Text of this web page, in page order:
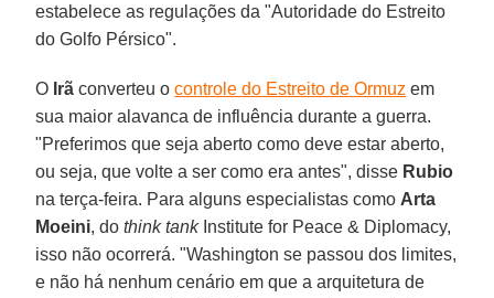
estabelece as regulações da "Autoridade do Estreito
do Golfo Pérsico".
O Irã converteu ocontrole do Estreito de Ormuz em
sua maior alavanca de influência durante a guerra.
"Preferimos que seja aberto como deve estar aberto,
ou seja, que volte a ser como era antes", disse Rubio
na terça-feira. Para alguns especialistas como Arta
Moeini, dothink tankInstitute for Peace & Diplomacy,
isso não ocorrerá. "Washington se passou dos limites,
e não há nenhum cenário em que a arquitetura de